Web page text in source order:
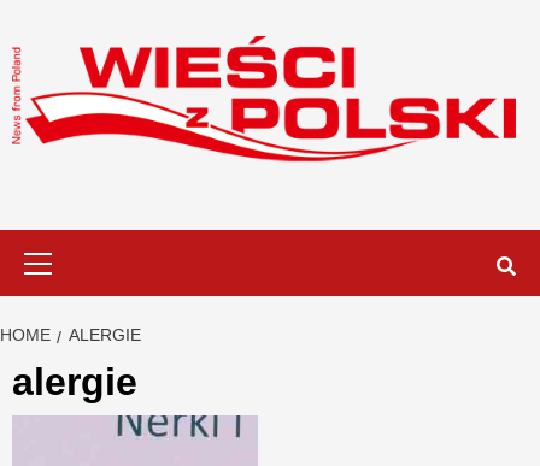
to
content
HOME ALERGIE
alergie